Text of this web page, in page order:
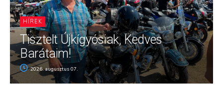
HÍREK
Tisztelt Újkígyósiak, Kedves
Barátaim!
2026. augusztus 07.